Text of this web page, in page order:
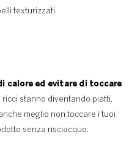
texturizzati.
calore ed evitare di toccare
ricci stanno diventando piatti,
meglio non toccare i tuoi
senza risciacquo.